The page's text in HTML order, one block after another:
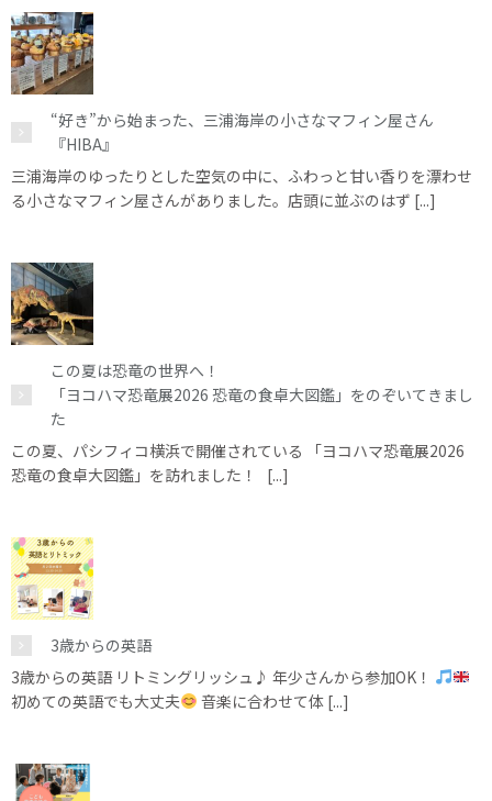
“好き”から始まった、三浦海岸の小さなマフィン屋さん
『HIBA』
三浦海岸のゆったりとした空気の中に、ふわっと甘い香りを漂わせ
る小さなマフィン屋さんがありました。店頭に並ぶのはず [...]
この夏は恐竜の世界へ！
「ヨコハマ恐竜展2026 恐竜の食卓大図鑑」をのぞいてきまし
た
この夏、パシフィコ横浜で開催されている 「ヨコハマ恐竜展2026
恐竜の食卓大図鑑」を訪れました！ [...]
3歳からの英語
3歳からの英語 リトミングリッシュ♪ 年少さんから参加OK！
初めての英語でも大丈夫
音楽に合わせて体 [...]